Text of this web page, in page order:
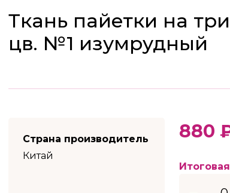
Ткань пайетки на
цв. №1 изумрудный
Страна производитель
Китай
880